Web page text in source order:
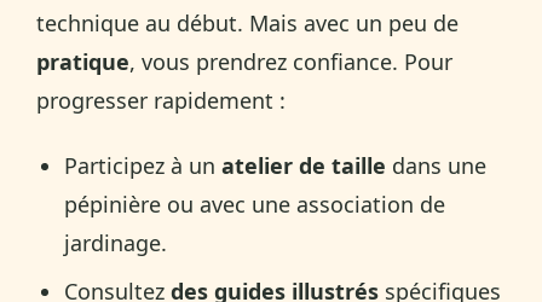
technique au début. Mais avec un peu de
pratique, vous prendrez confiance. Pour
progresser rapidement :
Participez à unatelier de taille dans une
pépinière ou avec une association de
jardinage.
Consultezdes guides illustrés spécifiques